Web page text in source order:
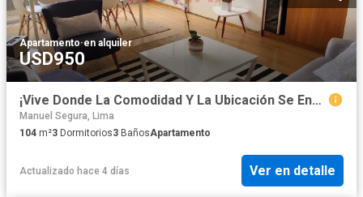
Apartamento·en alquiler
USD950
¡Vive Donde La Comodidad Y La Ubicación Se Encuentran!
Manuel Segura, Lima
104 m²3 Dormitorios3 BañosApartamento
Actualizado hace 4 días Ver en detalle